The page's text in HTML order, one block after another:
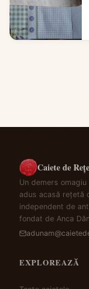
Caiete de
Un demers
adus acasă rețetă
independent de
fondat de Anca
EXPLOREAZĂ